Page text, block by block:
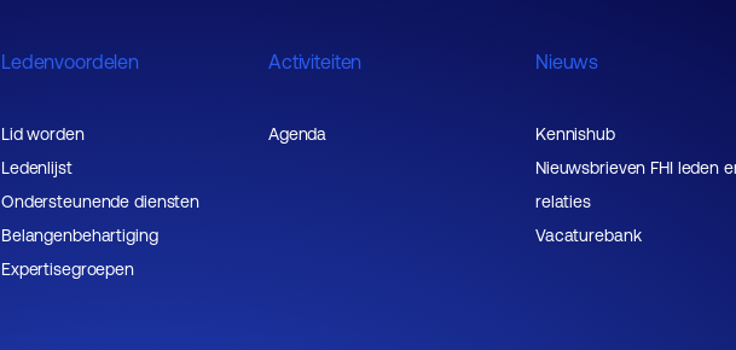
Ledenvoordelen
Lid worden
Ledenlijst
Ondersteunende diensten
Belangenbehartiging
Expertisegroepen
Activiteiten
Agenda
Nieuws
Kennishub
Nieuwsbrieven FHI leden
relaties
Vacaturebank